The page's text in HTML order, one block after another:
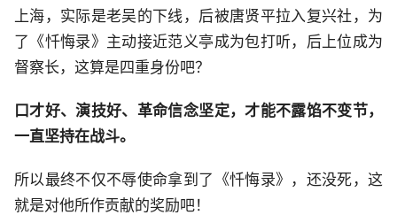
上海，实际是老吴的下线，后被唐贤平拉入复兴社，为
了《忏悔录》主动接近范义亭成为包打听，后上位成为
督察长，这算是四重身份吧？
口才好、演技好、革命信念坚定，才能不露馅不变节，
一直坚持在战斗。
所以最终不仅不辱使命拿到了《忏悔录》，还没死，这
就是对他所作贡献的奖励吧！